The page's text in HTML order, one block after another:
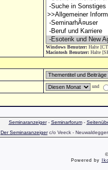
Windows Benutzer: Halte
Macintosh Benutzer: Halte
und
Seminaranzeiger- Seminarforum-
Der Seminaranzeigerc/o Veeck -
Powered by